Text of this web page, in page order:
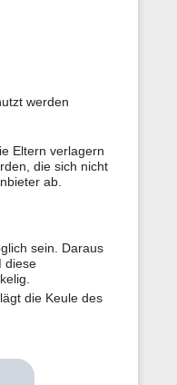
werden
Eltern verlagern
die sich nicht
ab.
sein. Daraus
diese
die Keule des